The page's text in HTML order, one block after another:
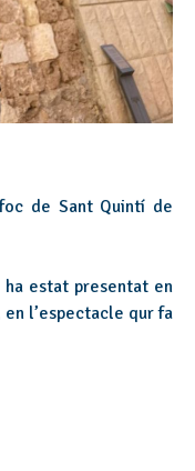
de Sant Quintí de
estat presentat en
l’espectacle qur fa